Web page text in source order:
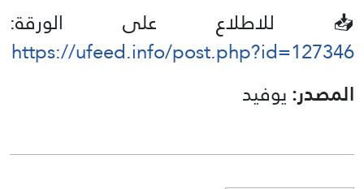
📥 للاطلاع على الورقة:
https://ufeed.info/post.php?id=127346
المصدر:يوفيد